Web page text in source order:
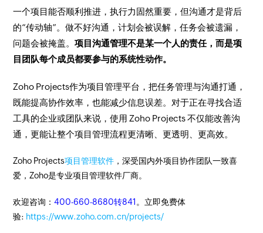
一个项目能否顺利推进，执行力固然重要，但沟通才是背后
的“传动轴”。做不好沟通，计划会被误解，任务会被遗漏，
问题会被掩盖。项目沟通管理不是某一个人的责任，而是项
目团队每个成员都要参与的系统性动作。
Zoho Projects作为项目管理平台，把任务管理与沟通打通，
既能提高协作效率，也能减少信息误差。对于正在寻找合适
工具的企业或团队来说，使用 Zoho Projects 不仅能改善沟
通，更能让整个项目管理流程更清晰、更透明、更高效。
Zoho Projects项目管理软件 ，深受国内外项目协作团队一致喜
爱，Zoho是专业项目管理软件厂商。
欢迎咨询：400-660-8680转841 。立即免费体
验: https://www.zoho.com.cn/projects/